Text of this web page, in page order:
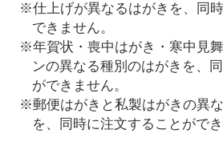
※仕上げが異なるはがきを、同
できません。
※年賀状・喪中はがき・寒中見
ンの異なる種別のはがきを、
ができません。
※郵便はがきと私製はがきの異
を、同時に注文することができ